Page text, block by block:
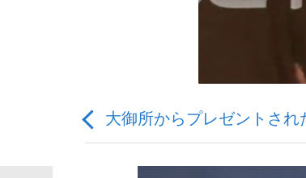
「90%は失敗する。でも…」本
終戦から81年
大御所からプレゼントさ